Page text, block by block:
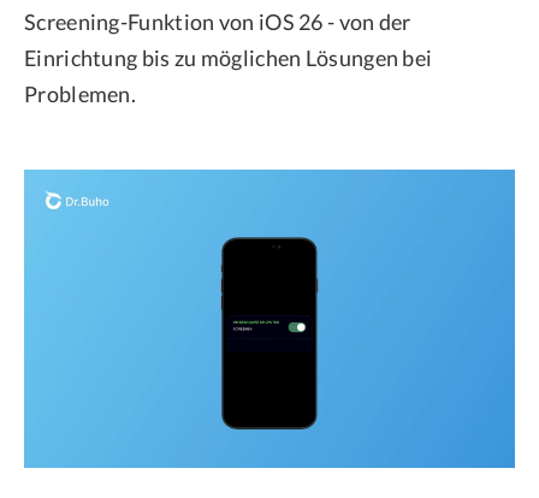
Screening-Funktion von iOS 26 - von der
Einrichtung bis zu möglichen Lösungen bei
Problemen.